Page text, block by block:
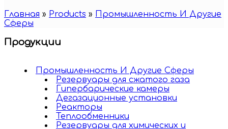
Главная » Products » Промышленность И Другие
Cферы
Продукции
Промышленность И Другие Cферы
Резервуары для сжатого газа
Гипербарические камеры
Дегазационные установки
Реакторы
Теплообменники
Резервуары для химических и